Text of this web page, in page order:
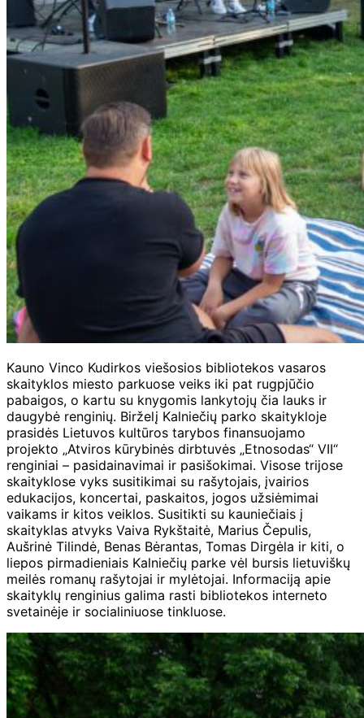
Kauno Vinco Kudirkos viešosios bibliotekos vasaros
skaityklos miesto parkuose veiks iki pat rugpjūčio
pabaigos, o kartu su knygomis lankytojų čia lauks ir
daugybė renginių. Birželį Kalniečių parko skaitykloje
prasidės Lietuvos kultūros tarybos finansuojamo
projekto „Atviros kūrybinės dirbtuvės „Etnosodas“ VII“
renginiai – pasidainavimai ir pasišokimai. Visose trijose
skaityklose vyks susitikimai su rašytojais, įvairios
edukacijos, koncertai, paskaitos, jogos užsiėmimai
vaikams ir kitos veiklos. Susitikti su kauniečiais į
skaityklas atvyks Vaiva Rykštaitė, Marius Čepulis,
Aušrinė Tilindė, Benas Bėrantas, Tomas Dirgėla ir kiti, o
liepos pirmadieniais Kalniečių parke vėl bursis lietuviškų
meilės romanų rašytojai ir mylėtojai. Informaciją apie
skaityklų renginius galima rasti bibliotekos interneto
svetainėje ir socialiniuose tinkluose.